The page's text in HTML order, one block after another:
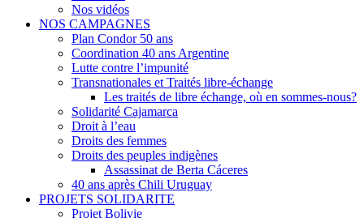
Nos vidéos
NOS CAMPAGNES
Plan Condor 50 ans
Coordination 40 ans Argentine
Lutte contre l’impunité
Transnationales et Traités libre-échange
Les traités de libre échange, où en sommes-nous?
Solidarité Cajamarca
Droit à l’eau
Droits des femmes
Droits des peuples indigènes
Assassinat de Berta Cáceres
40 ans après Chili Uruguay
PROJETS SOLIDARITE
Projet Bolivie